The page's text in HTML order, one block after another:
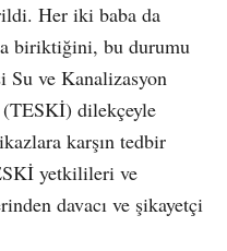
Her iki baba da
biriktiğini, bu durumu
Su ve Kanalizasyon
dilekçeyle
karşın tedbir
yetkilileri ve
davacı ve şikayetçi